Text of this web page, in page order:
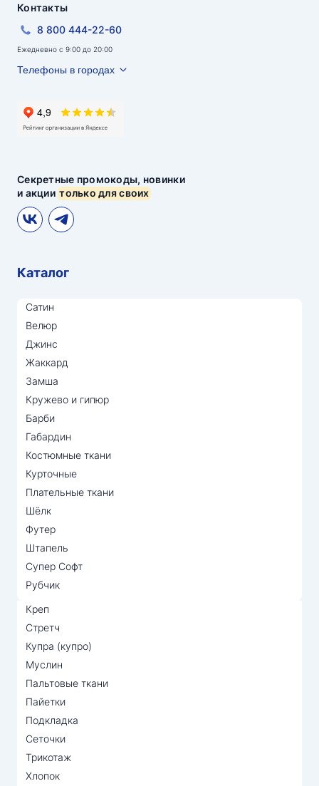
Секретные промокоды, новинки
и акциитолько для своих
Контакты
8 800 444-22-60
Ежедневно с 9:00 до 20:00
Телефоны в городах
Каталог
Сатин
Велюр
Джинс
Жаккард
Замша
Кружево и гипюр
Барби
Габардин
Костюмные ткани
Курточные
Плательные ткани
Шёлк
Футер
Штапель
Супер Софт
Рубчик
Креп
Стретч
Купра (купро)
Муслин
Пальтовые ткани
Пайетки
Подкладка
Сеточки
Трикотаж
Хлопок